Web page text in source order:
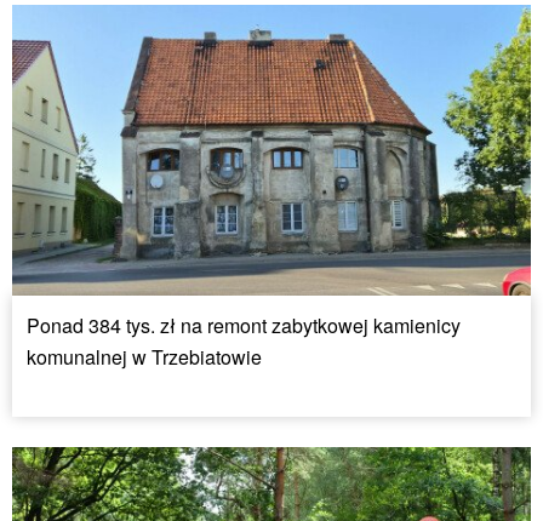
Ponad 384 tys. zł na remont zabytkowej kamienicy
komunalnej w Trzebiatowie